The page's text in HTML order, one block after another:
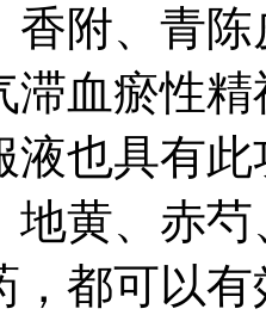
香附、青
滞血瘀性
液也具有
地黄、赤
，都可以